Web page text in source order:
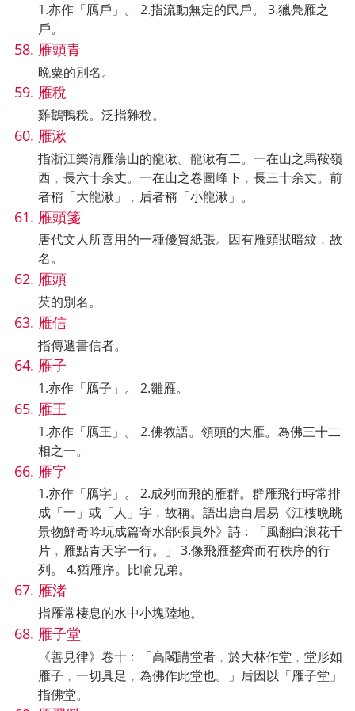
1.亦作「鴈戶」。 2.指流動無定的民戶。 3.獵鳧雁之
戶。
雁頭青
晩粟的別名。
雁稅
雞鵝鴨稅。泛指雜稅。
雁湫
指浙江樂清雁蕩山的龍湫。龍湫有二。一在山之馬鞍嶺
西﹐長六十余丈。一在山之卷圖峰下﹐長三十余丈。前
者稱「大龍湫」﹐后者稱「小龍湫」。
雁頭箋
唐代文人所喜用的一種優質紙張。因有雁頭狀暗紋﹐故
名。
雁頭
芡的別名。
雁信
指傳遞書信者。
雁子
1.亦作「鴈子」。 2.雛雁。
雁王
1.亦作「鴈王」。 2.佛教語。領頭的大雁。為佛三十二
相之一。
雁字
1.亦作「鴈字」。 2.成列而飛的雁群。群雁飛行時常排
成「一」或「人」字﹐故稱。語出唐白居易《江樓晩眺
景物鮮奇吟玩成篇寄水部張員外》詩﹕「風翻白浪花千
片﹐雁點青天字一行。」 3.像飛雁整齊而有秩序的行
列。 4.猶雁序。比喻兄弟。
雁渚
指雁常棲息的水中小塊陸地。
雁子堂
《善見律》卷十﹕「高閣講堂者﹐於大林作堂﹐堂形如
雁子﹐一切具足﹐為佛作此堂也。」后因以「雁子堂」
指佛堂。